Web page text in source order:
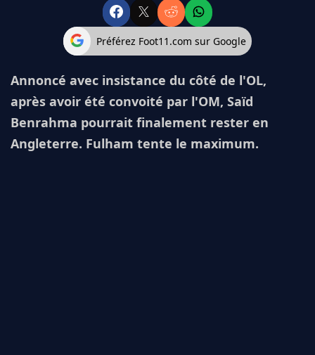
Préférez Foot11.com sur Google
Annoncé avec insistance du côté de l'OL,
après avoir été convoité par l'OM, Saïd
Benrahma pourrait finalement rester en
Angleterre. Fulham tente le maximum.